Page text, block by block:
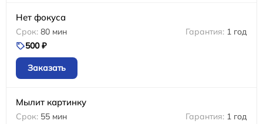
Нет фокуса
80 мин
1 год
500 ₽
Заказать
Мылит картинку
55 мин
1 год